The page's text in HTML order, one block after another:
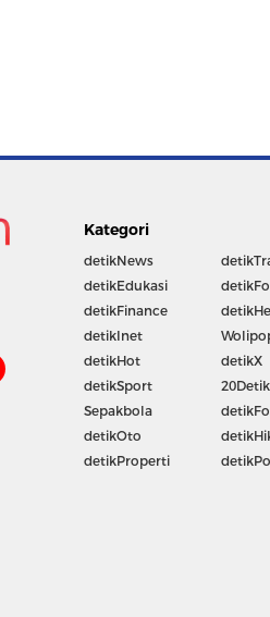
Kategori
detikNews
detikEdukasi
detikFinance
detikInet
detikHot
detikSport
Sepakbola
detikOto
detikProperti
detikX
20Detik